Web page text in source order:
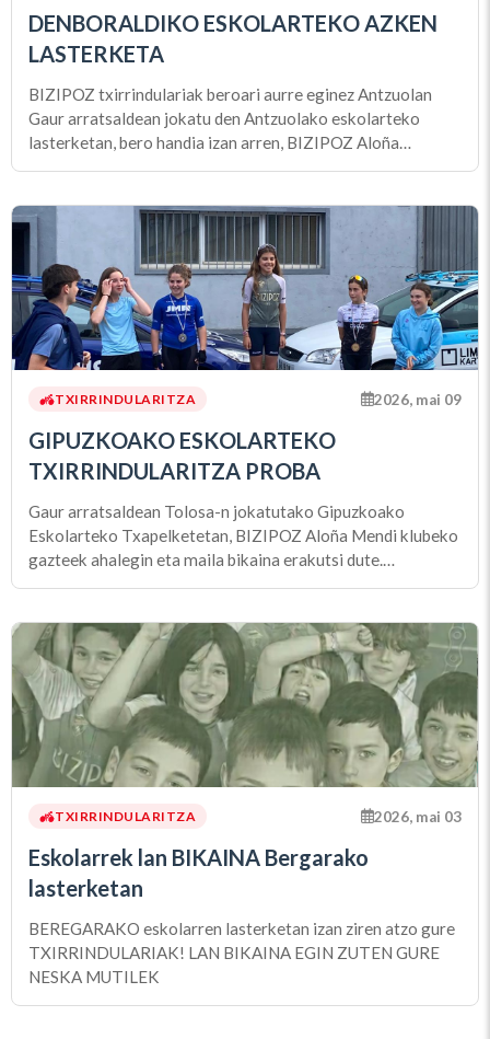
DENBORALDIKO ESKOLARTEKO AZKEN
LASTERKETA
BIZIPOZ txirrindulariak beroari aurre eginez Antzuolan
Gaur arratsaldean jokatu den Antzuolako eskolarteko
lasterketan, bero handia izan arren, BIZIPOZ Aloña
Mendiko txirrindulariek dena eman dute errepidean. Egun
TXIRRINDULARITZA 2026, mai 09
GIPUZKOAKO ESKOLARTEKO
TXIRRINDULARITZA PROBA
Gaur arratsaldean Tolosa-n jokatutako Gipuzkoako
Eskolarteko Txapelketetan, BIZIPOZ Aloña Mendi klubeko
gazteek ahalegin eta maila bikaina erakutsi dute.
Emaitzarik aipagarriena Kattalin Urzela Ugartek lortu du,
kirolari guztiei !!
TXIRRINDULARITZA 2026, mai 03
Eskolarrek lan BIKAINA Bergarako
lasterketan
BEREGARAKO eskolarren lasterketan izan ziren atzo gure
TXIRRINDULARIAK! LAN BIKAINA EGIN ZUTEN GURE
NESKA MUTILEK